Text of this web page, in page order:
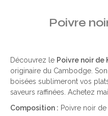
Poivre
Découvrez le Poivre noir de
originaire du Cambodge.
boisées sublimeront vos
saveurs raffinées. Achetez
Composition : Poivre noir de